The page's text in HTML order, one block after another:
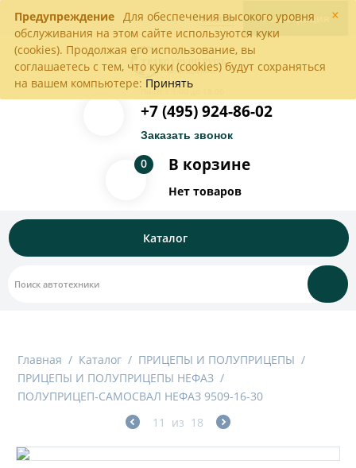
×
Предупреждение Для обеспечения высокого уровня
обслуживания на этом сайте используются куки
(cookies). Продолжая его использование, вы
соглашаетесь с тем, что куки (cookies) будут сохраняться
на вашем компьютере: Принять
Войти Регистрация
Пн-Пт с 9:00 до 18:00
+7 (495) 924-86-02
Заказать звонок
В корзине
0
Нет товаров
Каталог
Главная / Каталог / ПРИЦЕПЫ И ПОЛУПРИЦЕПЫ /
ПРИЦЕПЫ И ПОЛУПРИЦЕПЫ НЕФАЗ /
ПОЛУПРИЦЕП-САМОСВАЛ НЕФАЗ 9509-16-30
11
из 18